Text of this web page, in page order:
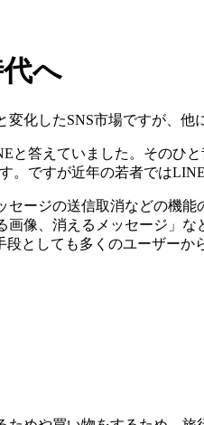
へ
化したSNS市場ですが、他
と答えていました。そのひ
ですが近年の若者では
ージの送信取消などの機
像、消えるメッセージ」
としても多くのユーザーか